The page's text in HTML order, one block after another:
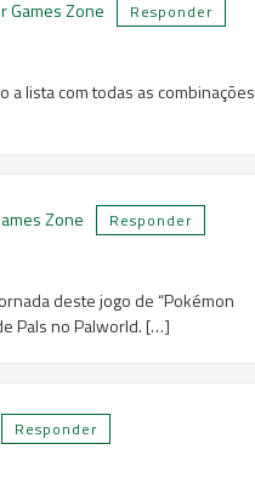
Games Zone Responder
lista com todas as combinações
Zone Responder
deste jogo de “Pokémon
Pals no Palworld. […]
Responder